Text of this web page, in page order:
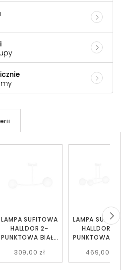
LAMPA
HALLDOR 4-
PUNKTOWA
469,00 zł
LAMPA SUFITOWA
HALLDOR 2-
PUNKTOWA BIAŁA
309,00 zł